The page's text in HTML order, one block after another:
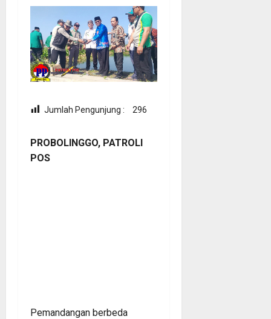
Jumlah Pengunjung : 296
PROBOLINGGO, PATROLI
POS
Pemandangan berbeda